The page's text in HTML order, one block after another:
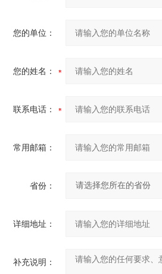
您的单位：
您的姓名：
联系电话：
常用邮箱：
省份：
详细地址：
补充说明：